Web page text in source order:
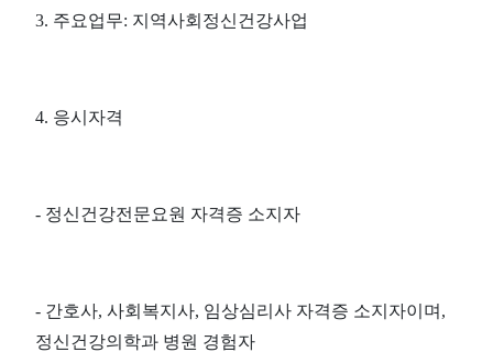
3. 주요업무: 지역사회정신건강사업
4. 응시자격
- 정신건강전문요원 자격증 소지자
- 간호사, 사회복지사, 임상심리사 자격증 소지자이며,
정신건강의학과 병원 경험자